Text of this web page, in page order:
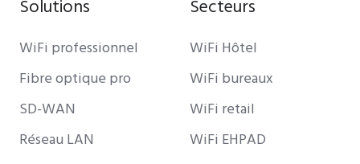
Solutions
WiFi professionnel
Fibre optique pro
SD-WAN
Réseau LAN
Secteurs
WiFi Hôtel
WiFi bureaux
WiFi retail
WiFi EHPAD